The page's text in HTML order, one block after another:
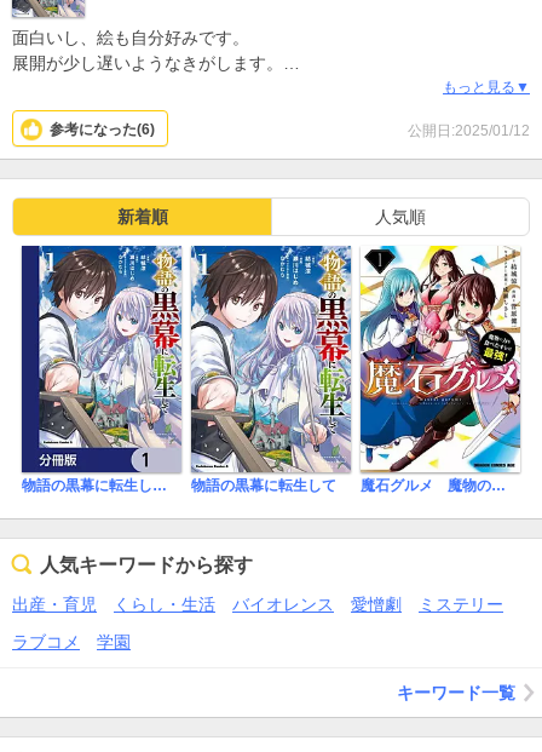
面白いし、絵も自分好みです。
展開が少し遅いようなきがします。
もっと見る▼
公開日:2025/01/12
参考になった(6)
新着順 人気順
物語の黒幕に転生して【分冊版】 物語の黒幕に転生して 魔石グルメ 魔物の力を食べたオレは最強！【タテスク】
人気キーワードから探す
出産・育児 くらし・生活 バイオレンス 愛憎劇
ミステリー
ラブコメ
学園
キーワード一覧